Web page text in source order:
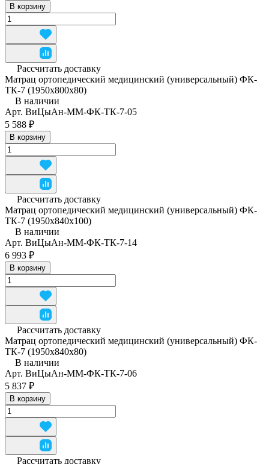
В корзину
Рассчитать доставку
Матрац ортопедический медицинский (универсальный) ФК-
ТК-7 (1950x800x80)
В наличии
Арт. ВиЦыАн-ММ-ФК-ТК-7-05
5 588 ₽
В корзину
Рассчитать доставку
Матрац ортопедический медицинский (универсальный) ФК-
ТК-7 (1950x840x100)
В наличии
Арт. ВиЦыАн-ММ-ФК-ТК-7-14
6 993 ₽
В корзину
Рассчитать доставку
Матрац ортопедический медицинский (универсальный) ФК-
ТК-7 (1950x840x80)
В наличии
Арт. ВиЦыАн-ММ-ФК-ТК-7-06
5 837 ₽
В корзину
Рассчитать доставку